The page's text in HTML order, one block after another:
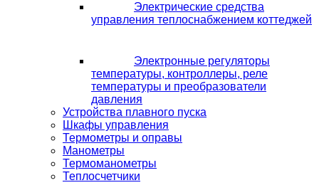
Электрические средства
управления теплоснабжением коттеджей
Электронные регуляторы
температуры, контроллеры, реле
температуры и преобразователи
давления
Устройства плавного пуска
Шкафы управления
Термометры и оправы
Манометры
Термоманометры
Теплосчетчики